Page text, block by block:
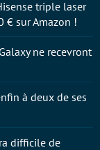
triple laser
€ sur Amazon !
ne recevront
à deux de ses
difficile de